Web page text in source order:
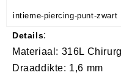
intieme-piercing-punt-zwart
Details:
Materiaal: 316L
Draaddikte: 1,6 mm